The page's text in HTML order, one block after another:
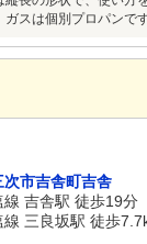
スは個別プロパンで
次市吉舎町吉舎
線 吉舎駅 徒歩19分
線 三良坂駅 徒歩